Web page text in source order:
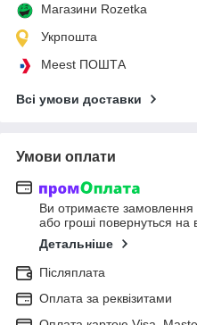
Магазини Rozetka
Укрпошта
Meest ПОШТА
Всі умови доставки
Умови оплати
Ви отримаєте замовлення
або гроші повернуться на
Детальніше
Післяплата
Оплата за реквізитами